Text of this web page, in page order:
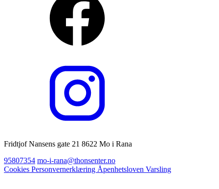
Fridtjof Nansens gate 21 8622 Mo i Rana
95807354 mo-i-rana@thonsenter.no
Cookies Personvernerklæring Åpenhetsloven Varsling